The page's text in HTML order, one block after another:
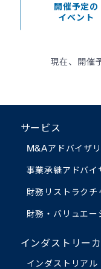
開催予定の
イベント
現在、開催
サービス
M&Aアドバイザ
事業承継アドバイ
財務リストラクチ
財務・バリュエー
インダストリー
インダストリアル